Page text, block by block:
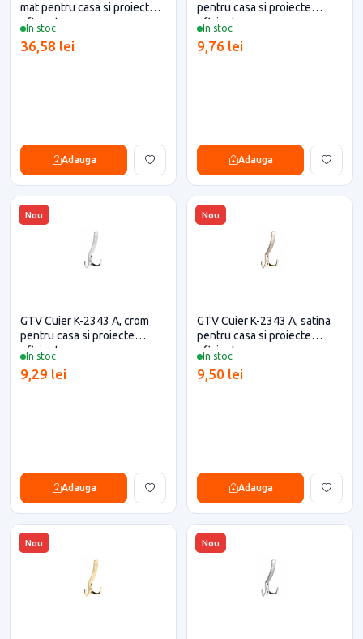
In stoc
mat pentru casa si proiecte
eficiente
36,58 lei
Adauga
In stoc
pentru casa si proiecte
eficiente
9,76 lei
Adauga
Nou
In stoc
GTV Cuier K-2343 A, crom
pentru casa si proiecte
eficiente
9,29 lei
Adauga
Nou
In stoc
GTV Cuier K-2343 A, satina
pentru casa si proiecte
eficiente
9,50 lei
Adauga
Nou Nou